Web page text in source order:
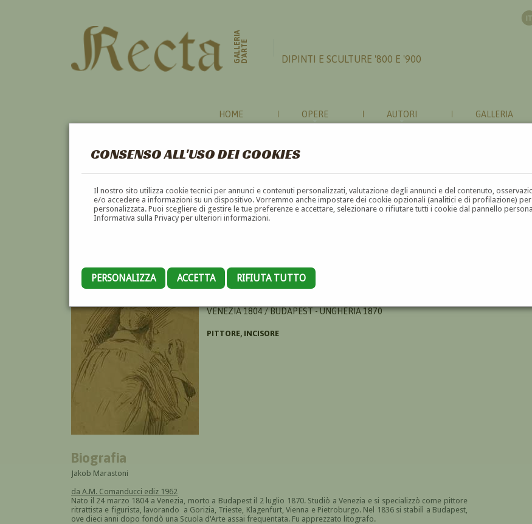
CONSENSO ALL'USO DEI COOKIES
Il nostro sito utilizza cookie tecnici per annunci e contenuti personalizzati, valutazione degli annunci e del contenuto,
e/o accedere a informazioni su un dispositivo. Vorremmo anche impostare dei cookie opzionali (analitici e di profilazione)
personalizzata. Puoi scegliere di gestire le tue preferenze e accettare, selezionare o rifiutare tutti i cookie dal pannello
Informativa sulla Privacy per ulteriori informazioni.
PERSONALIZZA ACCETTA RIFIUTA TUTTO
GALLERIAD'ARTE DIPINTI E SCULTURE '800 E '900
HOME OPERE AUTORI GALLERIA
GIACOMO MARASTONI
VENEZIA 1804 / BUDAPEST - UNGHERIA 1870
PITTORE, INCISORE
Biografia
Jakob Marastoni
da A.M. Comanducci ediz 1962
Nato il 24 marzo 1804 a Venezia, morto a Budapest il 2 luglio 1870. Studiò a Venezia e si specializzò come pittore
ritrattista e figurista, lavorando a Gorizia, Trieste, Klagenfurt, Vienna e Pietroburgo. Nel 1836 si stabilì a Budapest,
ove dieci anni dopo fondò una Scuola d'Arte assai frequentata. Fu apprezzato litografo.